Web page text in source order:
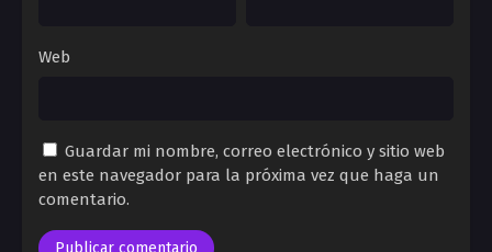
Web
Guardar mi nombre, correo electrónico y sitio web
en este navegador para la próxima vez que haga un
comentario.